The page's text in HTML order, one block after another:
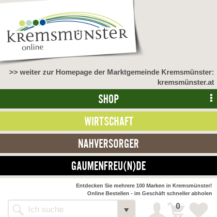
>> weiter zur Homepage der Marktgemeinde Kremsmünster:
kremsmünster.at
SHOP
WIRTSCHAFT
NAHVERSORGER
GAUMENFREU(N)DE
Alle Webseiten
Entdecken Sie mehrere 100 Marken in Kremsmünster!
Online Bestellen - im Geschäft schneller abholen
0
NAHVERSORGER
>> Bauernmarkt << Detail